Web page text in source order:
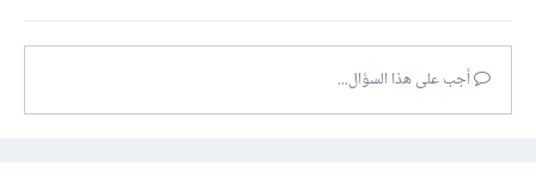
أجب على هذا السؤال...